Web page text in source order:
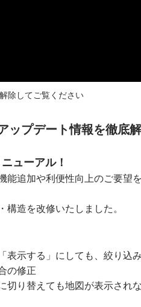
除してご覧ください
プデート情報を徹底解
ューアル！
追加や利便性向上のご要望
造を改修いたしました。
表示する」にしても、絞り込
の修正
切り替えても地図が表示され